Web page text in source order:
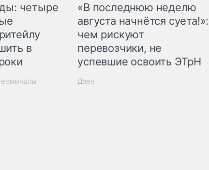
четыре
в
«В последнюю неделю
августа начнётся суета!»:
чем рискуют
перевозчики, не
успевшие освоить ЭТрН
Дзен